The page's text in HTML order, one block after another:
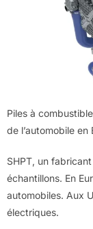
Piles à
de l’automobile en
SHPT, un
échantillons. En
automobiles. Aux
électriques.